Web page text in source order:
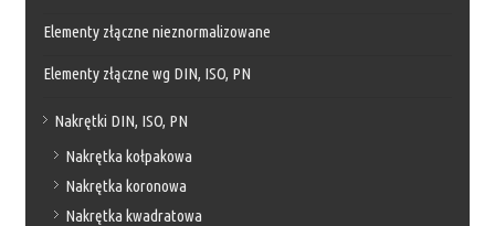
Elementy złączne nieznormalizowane
Elementy złączne wg DIN, ISO, PN
Nakrętki DIN, ISO, PN
Nakrętka kołpakowa
Nakrętka koronowa
Nakrętka kwadratowa